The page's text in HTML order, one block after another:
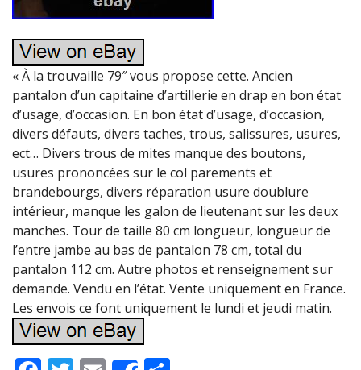
« À la trouvaille 79″ vous propose cette. Ancien
pantalon d’un capitaine d’artillerie en drap en bon état
d’usage, d’occasion. En bon état d’usage, d’occasion,
divers défauts, divers taches, trous, salissures, usures,
ect… Divers trous de mites manque des boutons,
usures prononcées sur le col parements et
brandebourgs, divers réparation usure doublure
intérieur, manque les galon de lieutenant sur les deux
manches. Tour de taille 80 cm longueur, longueur de
l’entre jambe au bas de pantalon 78 cm, total du
pantalon 112 cm. Autre photos et renseignement sur
demande. Vendu en l’état. Vente uniquement en France.
Les envois ce font uniquement le lundi et jeudi matin.